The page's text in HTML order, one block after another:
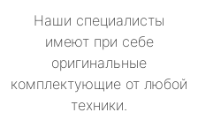
Наши специалисты
имеют при себе
оригинальные
комплектующие от любой
техники.